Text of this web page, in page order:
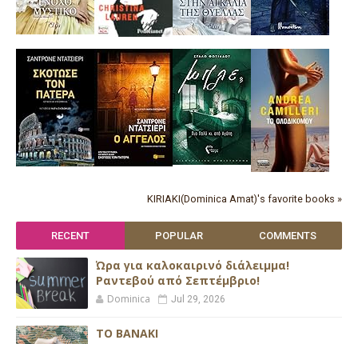
KIRIAKI(Dominica Amat)'s favorite books »
RECENT POPULAR COMMENTS
Ώρα για καλοκαιρινό διάλειμμα!
Ραντεβού από Σεπτέμβριο!
Dominica Jul 29, 2026
ΤΟ ΒΑΝΑΚΙ